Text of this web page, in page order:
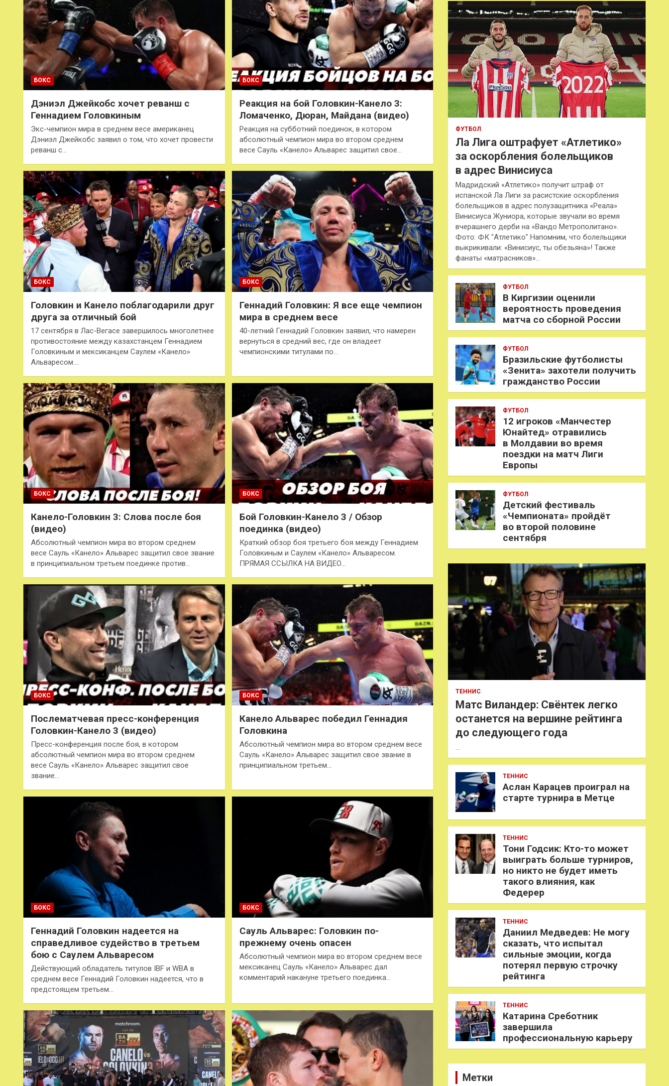
БОКС
Дэниэл Джейкобс хочет реванш с
Геннадием Головкиным
Экс-чемпион мира в среднем весе американец
Дэниэл Джейкобс заявил о том, что хочет провести
реванш с…
БОКС
Реакция на бой Головкин-Канело 3:
Ломаченко, Дюран, Майдана (видео)
Реакция на субботний поединок, в котором
абсолютный чемпион мира во втором среднем
весе Сауль «Канело» Альварес защитил свое…
БОКС
Головкин и Канело поблагодарили друг
друга за отличный бой
17 сентября в Лас-Вегасе завершилось многолетнее
противостояние между казахстанцем Геннадием
Головкиным и мексиканцем Саулем «Канело»
Альваресом.…
БОКС
Геннадий Головкин: Я все еще чемпион
мира в среднем весе
40-летний Геннадий Головкин заявил, что намерен
вернуться в средний вес, где он владеет
чемпионскими титулами по…
БОКС
Канело-Головкин 3: Слова после боя
(видео)
Абсолютный чемпион мира во втором среднем
весе Сауль «Канело» Альварес защитил свое звание
в принципиальном третьем поединке против…
БОКС
Бой Головкин-Канело 3 / Обзор
поединка (видео)
Краткий обзор боя третьего боя между Геннадием
Головкиным и Саулем «Канело» Альваресом.
ПРЯМАЯ ССЫЛКА НА ВИДЕО…
БОКС
Послематчевая пресс-конференция
Головкин-Канело 3 (видео)
Пресс-конференция после боя, в котором
абсолютный чемпион мира во втором среднем
весе Сауль «Канело» Альварес защитил свое
звание…
БОКС
Канело Альварес победил Геннадия
Головкина
Абсолютный чемпион мира во втором среднем весе
Сауль «Канело» Альварес защитил свое звание в
принципиальном третьем…
БОКС
Геннадий Головкин надеется на
справедливое судейство в третьем
бою с Саулем Альваресом
Действующий обладатель титулов IBF и WBA в
среднем весе Геннадий Головкин надеется, что в
предстоящем третьем…
БОКС
Сауль Альварес: Головкин по-
прежнему очень опасен
Абсолютный чемпион мира во втором среднем весе
мексиканец Сауль «Канело» Альварес дал
комментарий накануне третьего поединка…
к
ФУТБОЛ
Ла Лига оштрафует «Атлетико»
за оскорбления болельщиков
в адрес Винисиуса
Мадридский «Атлетико» получит штраф от
испанской Ла Лиги за расистские оскорбления
болельщиков в адрес полузащитника «Реала»
Винисиуса Жуниора, которые звучали во время
вчерашнего дерби на «Вандо Метрополитано».
Фото: ФК "Атлетико" Напомним, что болельщики
выкрикивали: «Винисиус, ты обезьяна»! Также
фанаты «матрасников»…
ФУТБОЛ
В Киргизии оценили
вероятность проведения
матча со сборной России
ФУТБОЛ
Бразильские футболисты
«Зенита» захотели получить
гражданство России
ФУТБОЛ
12 игроков «Манчестер
Юнайтед» отравились
в Молдавии во время
поездки на матч Лиги
Европы
ФУТБОЛ
Детский фестиваль
«Чемпионата» пройдёт
во второй половине
сентября
ТЕННИС
Матс Виландер: Свёнтек легко
останется на вершине рейтинга
до следующего года
…
ТЕННИС
Аслан Карацев проиграл на
старте турнира в Метце
ТЕННИС
Тони Годсик: Кто-то может
выиграть больше турниров,
но никто не будет иметь
такого влияния, как
Федерер
ТЕННИС
Даниил Медведев: Не могу
сказать, что испытал
сильные эмоции, когда
потерял первую строчку
рейтинга
ТЕННИС
Катарина Среботник
завершила
профессиональную карьеру
Метки